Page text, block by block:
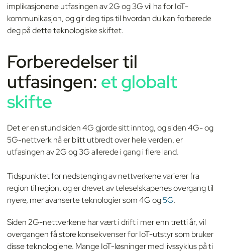
implikasjonene utfasingen av 2G og 3G vil ha for IoT-
kommunikasjon, og gir deg tips til hvordan du kan forberede
deg på dette teknologiske skiftet.
Forberedelser til
utfasingen: et globalt
skifte
Det er en stund siden 4G gjorde sitt inntog, og siden 4G- og
5G-nettverk nå er blitt utbredt over hele verden, er
utfasingen av 2G og 3G allerede i gang i flere land.
Tidspunktet for nedstenging av nettverkene varierer fra
region til region, og er drevet av teleselskapenes overgang til
nyere, mer avanserte teknologier som 4G og5G.
Siden 2G-nettverkene har vært i drift i mer enn tretti år, vil
overgangen få store konsekvenser for IoT-utstyr som bruker
disse teknologiene. Mange IoT-løsninger med livssyklus på ti